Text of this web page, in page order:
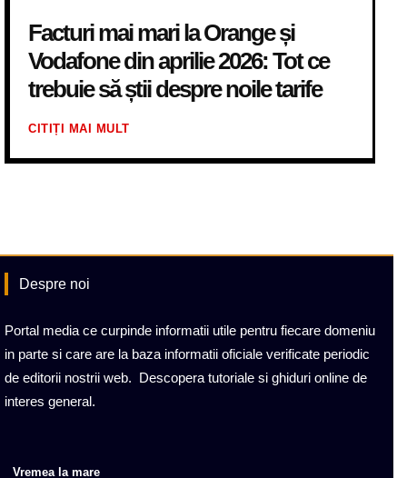
Facturi mai mari la Orange și
Vodafone din aprilie 2026: Tot ce
trebuie să știi despre noile tarife
CITIȚI MAI MULT
Despre noi
Portal media ce curpinde informatii utile pentru fiecare domeniu
in parte si care are la baza informatii oficiale verificate periodic
de editorii nostrii web. Descopera tutoriale si ghiduri online de
interes general.
Vremea la mare